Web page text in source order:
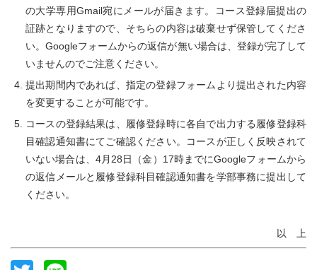
の大学専用Gmail宛にメールが届きます。コース登録届提出の
証跡となりますので、そちらの内容は破棄せず保管してくださ
い。Googleフォームからの返信が無い場合は、登録が完了して
いませんのでご注意ください。
提出期間内であれば、指定の登録フォームより提出された内容
を変更することが可能です。
コースの登録結果は、履修登録時に各自で出力する履修登録科
目確認通知書にてご確認ください。コースが正しく反映されて
いない場合は、4月28日（金）17時までにGoogleフォームから
の返信メールと履修登録科目確認通知書を学部事務に提出して
ください。
以 上